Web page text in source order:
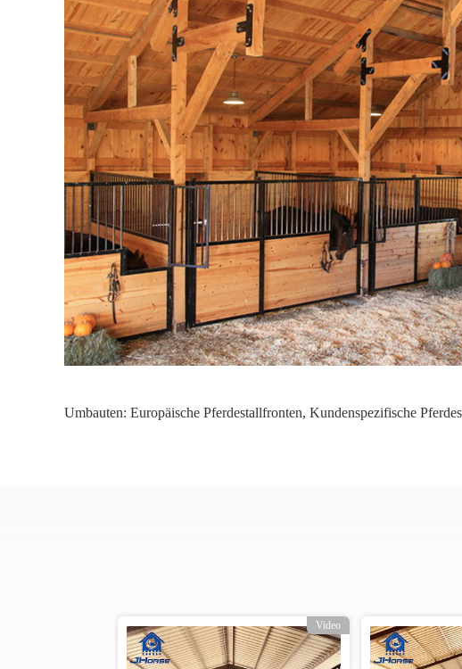
Umbauten: Europäische Pferdestallfronten, Kundenspezifische